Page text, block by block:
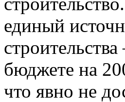
единый
бюджете на
что явно не